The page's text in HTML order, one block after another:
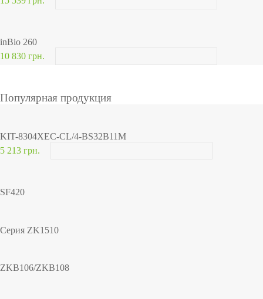
inBio 260
10 830 грн.
Популярная продукция
KIT-8304XEC-CL/4-BS32B11M
5 213 грн.
SF420
Серия ZK1510
ZKB106/ZKB108